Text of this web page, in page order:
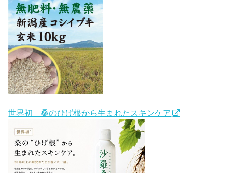
世界初 桑のひげ根から生まれたスキンケア